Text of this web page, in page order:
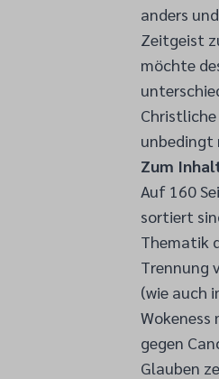
anders
Zeitgeist
möchte
unbedingt
Zum
Auf 160
sortiert
Thematik
Trennung
(wie auch
gegen
Glauben